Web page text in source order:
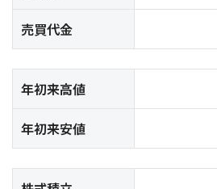
売買代金
年初来高値
年初来安値